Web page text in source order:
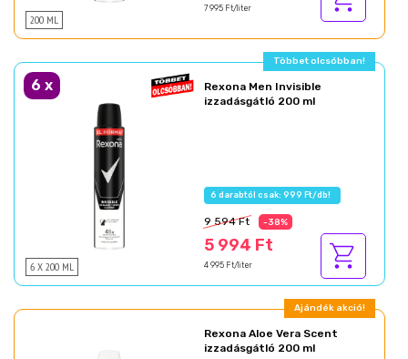
200 ML
7 995 Ft/liter
Többet olcsóbban!
6 x
6 X 200 ML
Rexona Men Invisible
izzadásgátló 200 ml
6 darabtól csak: 999 Ft/db!
9 594 Ft -38%
5 994 Ft
4 995 Ft/liter
Ajándék akció!
Rexona Aloe Vera Scent
izzadásgátló 200 ml